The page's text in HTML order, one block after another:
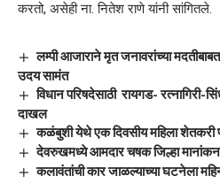
करतो, असेही ना. नितेश राणे यांनी सांगितले.
लम्पी आजाराने मृत जनावरांच्या
उदय सामंत
विधान परिषदेसाठी रायगड- रत्नागिरी-
दाखल
कळंबुशी येथे एक दिवसीय महिला शेतकरी
देवरुखमध्ये आमदार चषक जिल्हा मानांकन
कलावंतांची कार जाळल्याच्या घटनेला